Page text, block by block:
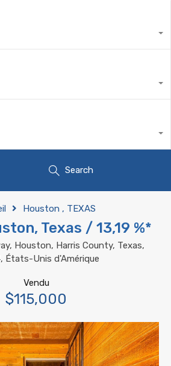
Search
Houston , TEXAS
Texas / 13,19 %*
Houston, Harris County, Texas,
États-Unis d'Amérique
Vendu
$115,000